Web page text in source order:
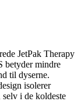
JetPak Therapy
mindre
til dyserne.
isolerer
i de koldeste